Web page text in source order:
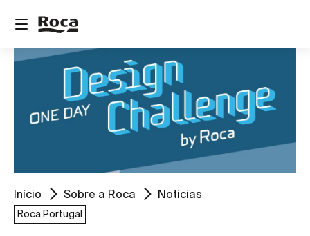
Início Sobre a Roca Notícias
Roca Portugal